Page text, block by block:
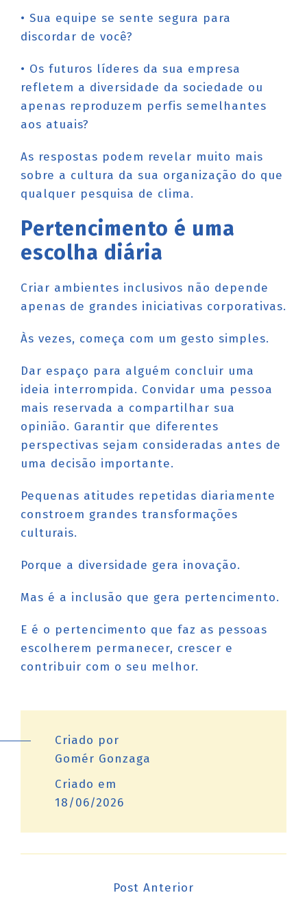
• Sua equipe se sente segura para
discordar de você?
• Os futuros líderes da sua empresa
refletem a diversidade da sociedade ou
apenas reproduzem perfis semelhantes
aos atuais?
As respostas podem revelar muito mais
sobre a cultura da sua organização do que
qualquer pesquisa de clima.
Pertencimento é uma
escolha diária
Criar ambientes inclusivos não depende
apenas de grandes iniciativas corporativas.
Às vezes, começa com um gesto simples.
Dar espaço para alguém concluir uma
ideia interrompida. Convidar uma pessoa
mais reservada a compartilhar sua
opinião. Garantir que diferentes
perspectivas sejam consideradas antes de
uma decisão importante.
Pequenas atitudes repetidas diariamente
constroem grandes transformações
culturais.
Porque a diversidade gera inovação.
Mas é a inclusão que gera pertencimento.
E é o pertencimento que faz as pessoas
escolherem permanecer, crescer e
contribuir com o seu melhor.
Criado por
Gomér Gonzaga
Criado em
18/06/2026
Post Anterior